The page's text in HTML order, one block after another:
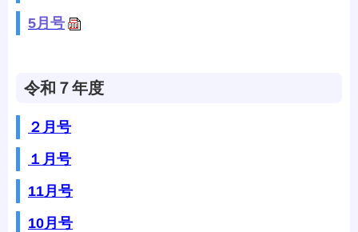
5月号
令和７年度
２月号
１月号
11月号
10月号